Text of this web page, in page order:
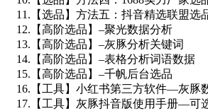
11.【选品】方法五：抖音精选联盟选
12.【高阶选品】–聚光数据分析
13.【高阶选品】–灰豚分析关键词
14.【高阶选品】–表格分析词语数据
15.【高阶选品】–千帆后台选品
16.【工具】小红书第三方软件—灰豚
17.【工具】灰豚抖音版使用手册—可